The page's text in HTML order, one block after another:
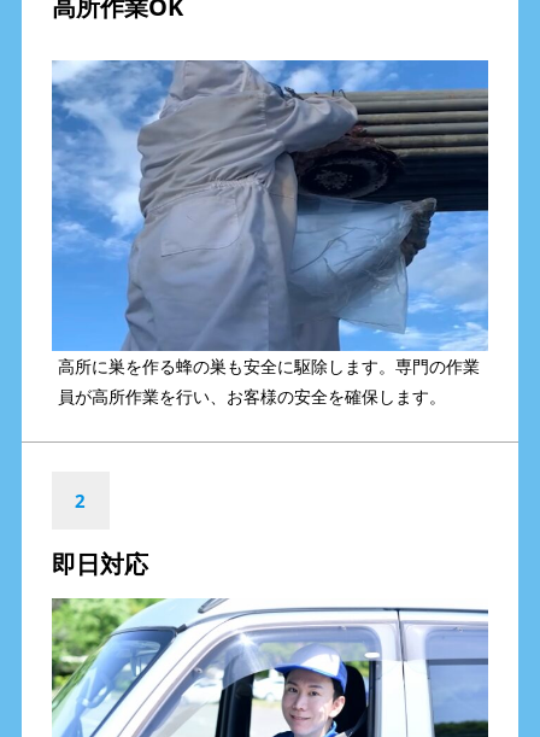
高所に巣を作る蜂の巣も安全に駆除します。専門の作業
員が高所作業を行い、お客様の安全を確保します。
2
即日対応